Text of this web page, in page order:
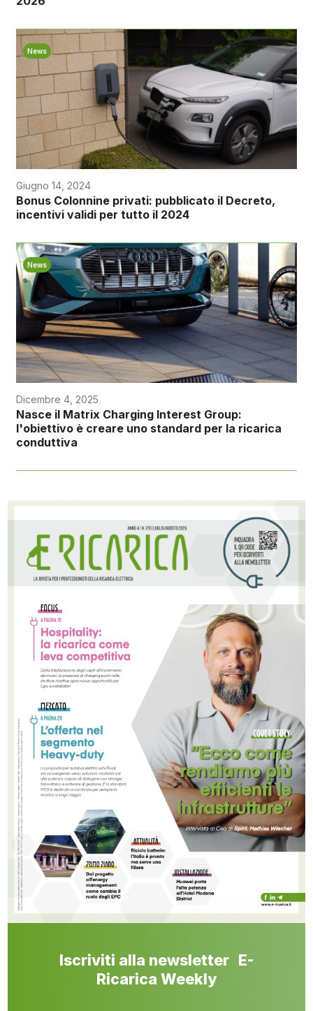
News
Giugno 14, 2024
Bonus Colonnine privati: pubblicato il Decreto,
incentivi validi per tutto il 2024
News
Dicembre 4, 2025
Nasce il Matrix Charging Interest Group:
l'obiettivo è creare uno standard per la ricarica
conduttiva
Iscriviti alla newsletter E-
Ricarica Weekly